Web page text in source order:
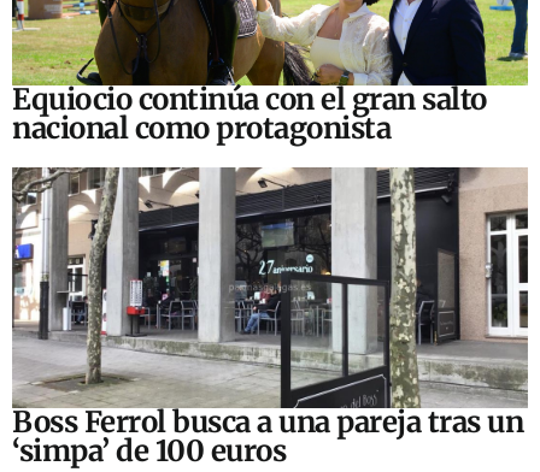
Equiocio continúa con el gran salto
nacional como protagonista
Boss Ferrol busca a una pareja tras un
‘simpa’ de 100 euros